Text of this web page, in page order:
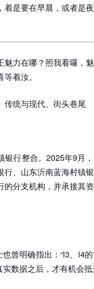
是要在早晨，或者是
力在哪？照我看囉，
着汝。
传统与现代、街头巷尾
银行整合。2025年9月
、山东沂南蓝海村镇
分支机构，并承接其
曾明确指出：“l3、l4
数据之后，才有机会抵